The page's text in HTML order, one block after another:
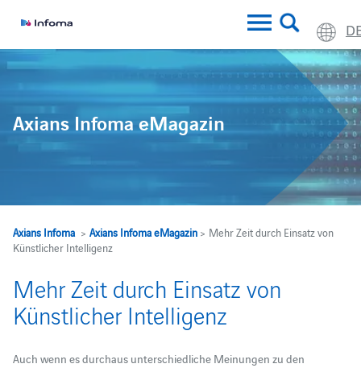
Axians Infoma eMagazin
Axians Infoma> Axians Infoma eMagazin> Mehr Zeit durch Einsatz von
Künstlicher Intelligenz
Mehr Zeit durch Einsatz von
Künstlicher Intelligenz
Auch wenn es durchaus unterschiedliche Meinungen zu den